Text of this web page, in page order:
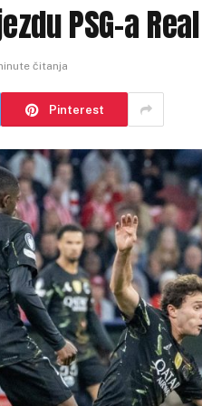
PSG-a
čitanja
Pinterest